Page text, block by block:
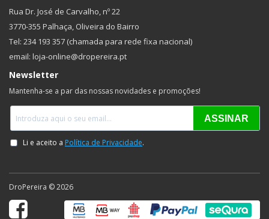
Rua Dr. José de Carvalho, nº 22
3770-355 Palhaça, Oliveira do Bairro
Tel: 234 193 357 (chamada para rede fixa nacional)
email: loja-online@dropereira.pt
Newsletter
Mantenha-se a par das nossas novidades e promoções!
DroPereira © 2026